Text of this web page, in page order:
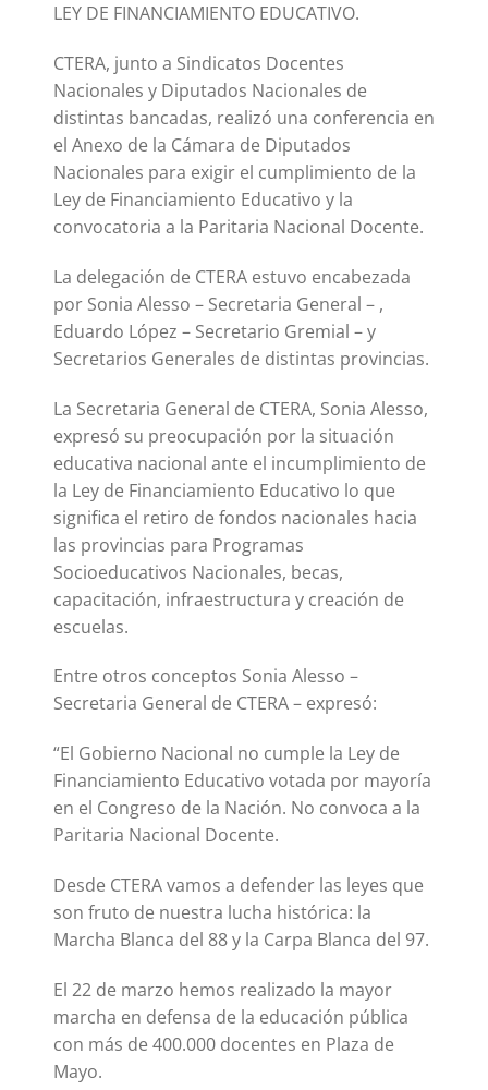
LEY DE FINANCIAMIENTO EDUCATIVO.
CTERA, junto a Sindicatos Docentes
Nacionales y Diputados Nacionales de
distintas bancadas, realizó una conferencia en
el Anexo de la Cámara de Diputados
Nacionales para exigir el cumplimiento de la
Ley de Financiamiento Educativo y la
convocatoria a la Paritaria Nacional Docente.
La delegación de CTERA estuvo encabezada
por Sonia Alesso – Secretaria General – ,
Eduardo López – Secretario Gremial – y
Secretarios Generales de distintas provincias.
La Secretaria General de CTERA, Sonia Alesso,
expresó su preocupación por la situación
educativa nacional ante el incumplimiento de
la Ley de Financiamiento Educativo lo que
significa el retiro de fondos nacionales hacia
las provincias para Programas
Socioeducativos Nacionales, becas,
capacitación, infraestructura y creación de
escuelas.
Entre otros conceptos Sonia Alesso –
Secretaria General de CTERA – expresó:
“El Gobierno Nacional no cumple la Ley de
Financiamiento Educativo votada por mayoría
en el Congreso de la Nación. No convoca a la
Paritaria Nacional Docente.
Desde CTERA vamos a defender las leyes que
son fruto de nuestra lucha histórica: la
Marcha Blanca del 88 y la Carpa Blanca del 97.
El 22 de marzo hemos realizado la mayor
marcha en defensa de la educación pública
con más de 400.000 docentes en Plaza de
Mayo.